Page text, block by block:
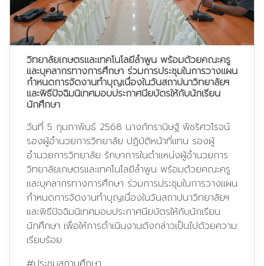
วิทยาลัยเกษตรและเทคโนโลยีลำพูน พร้อมด้วยคณะครู
และบุคลากรทางการศึกษา ร่วมการประชุมในการวางแผน
กำหนดการจัดงานทำบุญเนื่องในวันสถาปนาวิทยาลัยฯ
และพิธีปัจฉิมนิเทศมอบประกาศนียบัตรให้กับนักเรียน
นักศึกษา
วันที่ 5 กุมภาพันธ์ 2568 นางภัทรานิษฐ์ พัชริศวโรจน์
รองผู้อำนวยการวิทยาลัย ปฏิบัติหน้าที่แทน รองผู้
อำนวยการวิทยาลัย รักษาการในตำแหน่งผู้อำนวยการ
วิทยาลัยเกษตรและเทคโนโลยีลำพูน พร้อมด้วยคณะครู
และบุคลากรทางการศึกษา ร่วมการประชุมในการวางแผน
กำหนดการจัดงานทำบุญเนื่องในวันสถาปนาวิทยาลัยฯ
และพิธีปัจฉิมนิเทศมอบประกาศนียบัตรให้กับนักเรียน
นักศึกษา เพื่อให้การดำเนินงานดังกล่าวเป็นไปด้วยความ
เรียบร้อย